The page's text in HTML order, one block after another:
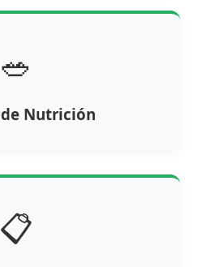
🥗
Nutrición
📋